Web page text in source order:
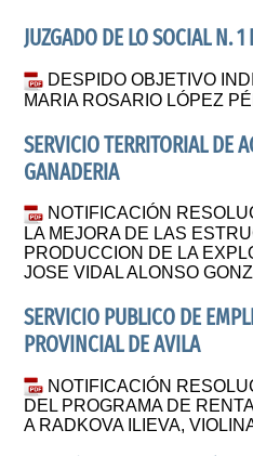
JUZGADO DE LO SOCIAL N. 1
DESPIDO OBJETIVO
MARIA ROSARIO LÓPEZ
SERVICIO TERRITORIAL DE
GANADERIA
NOTIFICACIÓN
LA MEJORA DE LAS
PRODUCCION DE LA
JOSE VIDAL ALONSO
SERVICIO PUBLICO DE
PROVINCIAL DE AVILA
NOTIFICACIÓN
DEL PROGRAMA DE
A RADKOVA ILIEVA,